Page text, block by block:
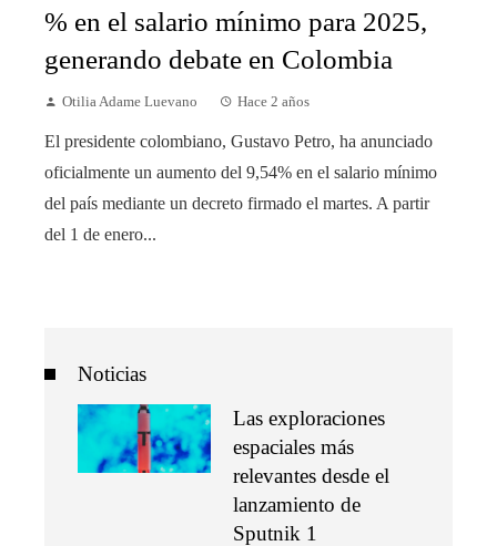
% en el salario mínimo para 2025,
generando debate en Colombia
Otilia Adame Luevano Hace 2 años
El presidente colombiano, Gustavo Petro, ha anunciado
oficialmente un aumento del 9,54% en el salario mínimo
del país mediante un decreto firmado el martes. A partir
del 1 de enero...
Noticias
Las exploraciones
espaciales más
relevantes desde el
lanzamiento de
Sputnik 1